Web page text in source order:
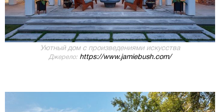
Уютный дом с произведениями искусства
Джерело: https://www.jamiebush.com/